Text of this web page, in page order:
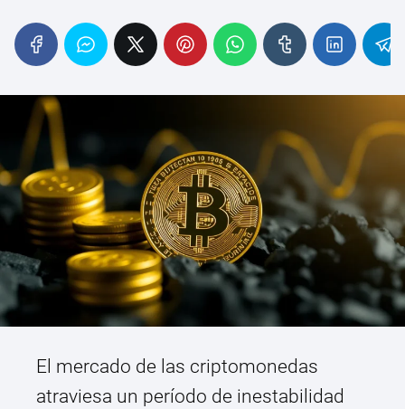
El mercado de las criptomonedas
atraviesa un período de inestabilidad